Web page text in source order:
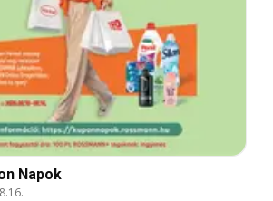
Napok